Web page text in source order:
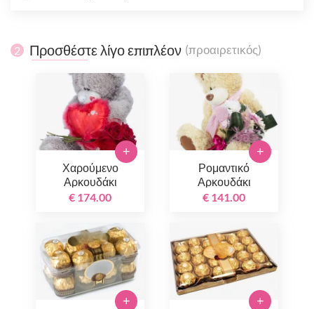
2 Προσθέστε λίγο επιπλέον (προαιρετικός)
Χαρούμενο
Αρκουδάκι
€ 174.00
+
Ρομαντικό
Αρκουδάκι
€ 141.00
+
+ +